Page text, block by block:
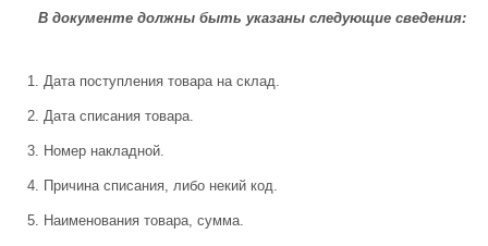
В документе должны быть указаны следующие сведения:
Дата поступления товара на склад.
Дата списания товара.
Номер накладной.
Причина списания, либо некий код.
Наименования товара, сумма.